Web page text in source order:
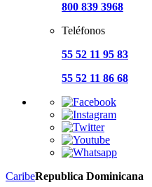
800 839 3968
Teléfonos
55 52 11 95 83
55 52 11 86 68
CaribeRepublica Dominicana